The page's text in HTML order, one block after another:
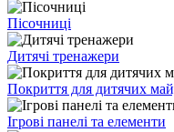
Пісочниці
Дитячі тренажери
Покриття для дитячих
Ігрові панелі та елементи